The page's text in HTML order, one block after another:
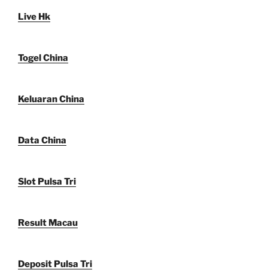
Live Hk
Togel China
Keluaran China
Data China
Slot Pulsa Tri
Result Macau
Deposit Pulsa Tri